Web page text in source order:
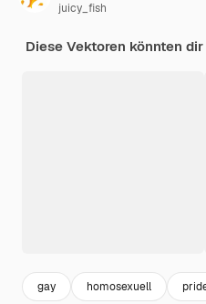
juicy_fish
Diese Vektoren könnten
gay homosexuell